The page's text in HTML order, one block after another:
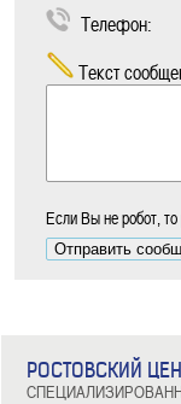
Телефон:
Текст
Если Вы не робот,
РОСТОВСКИЙ